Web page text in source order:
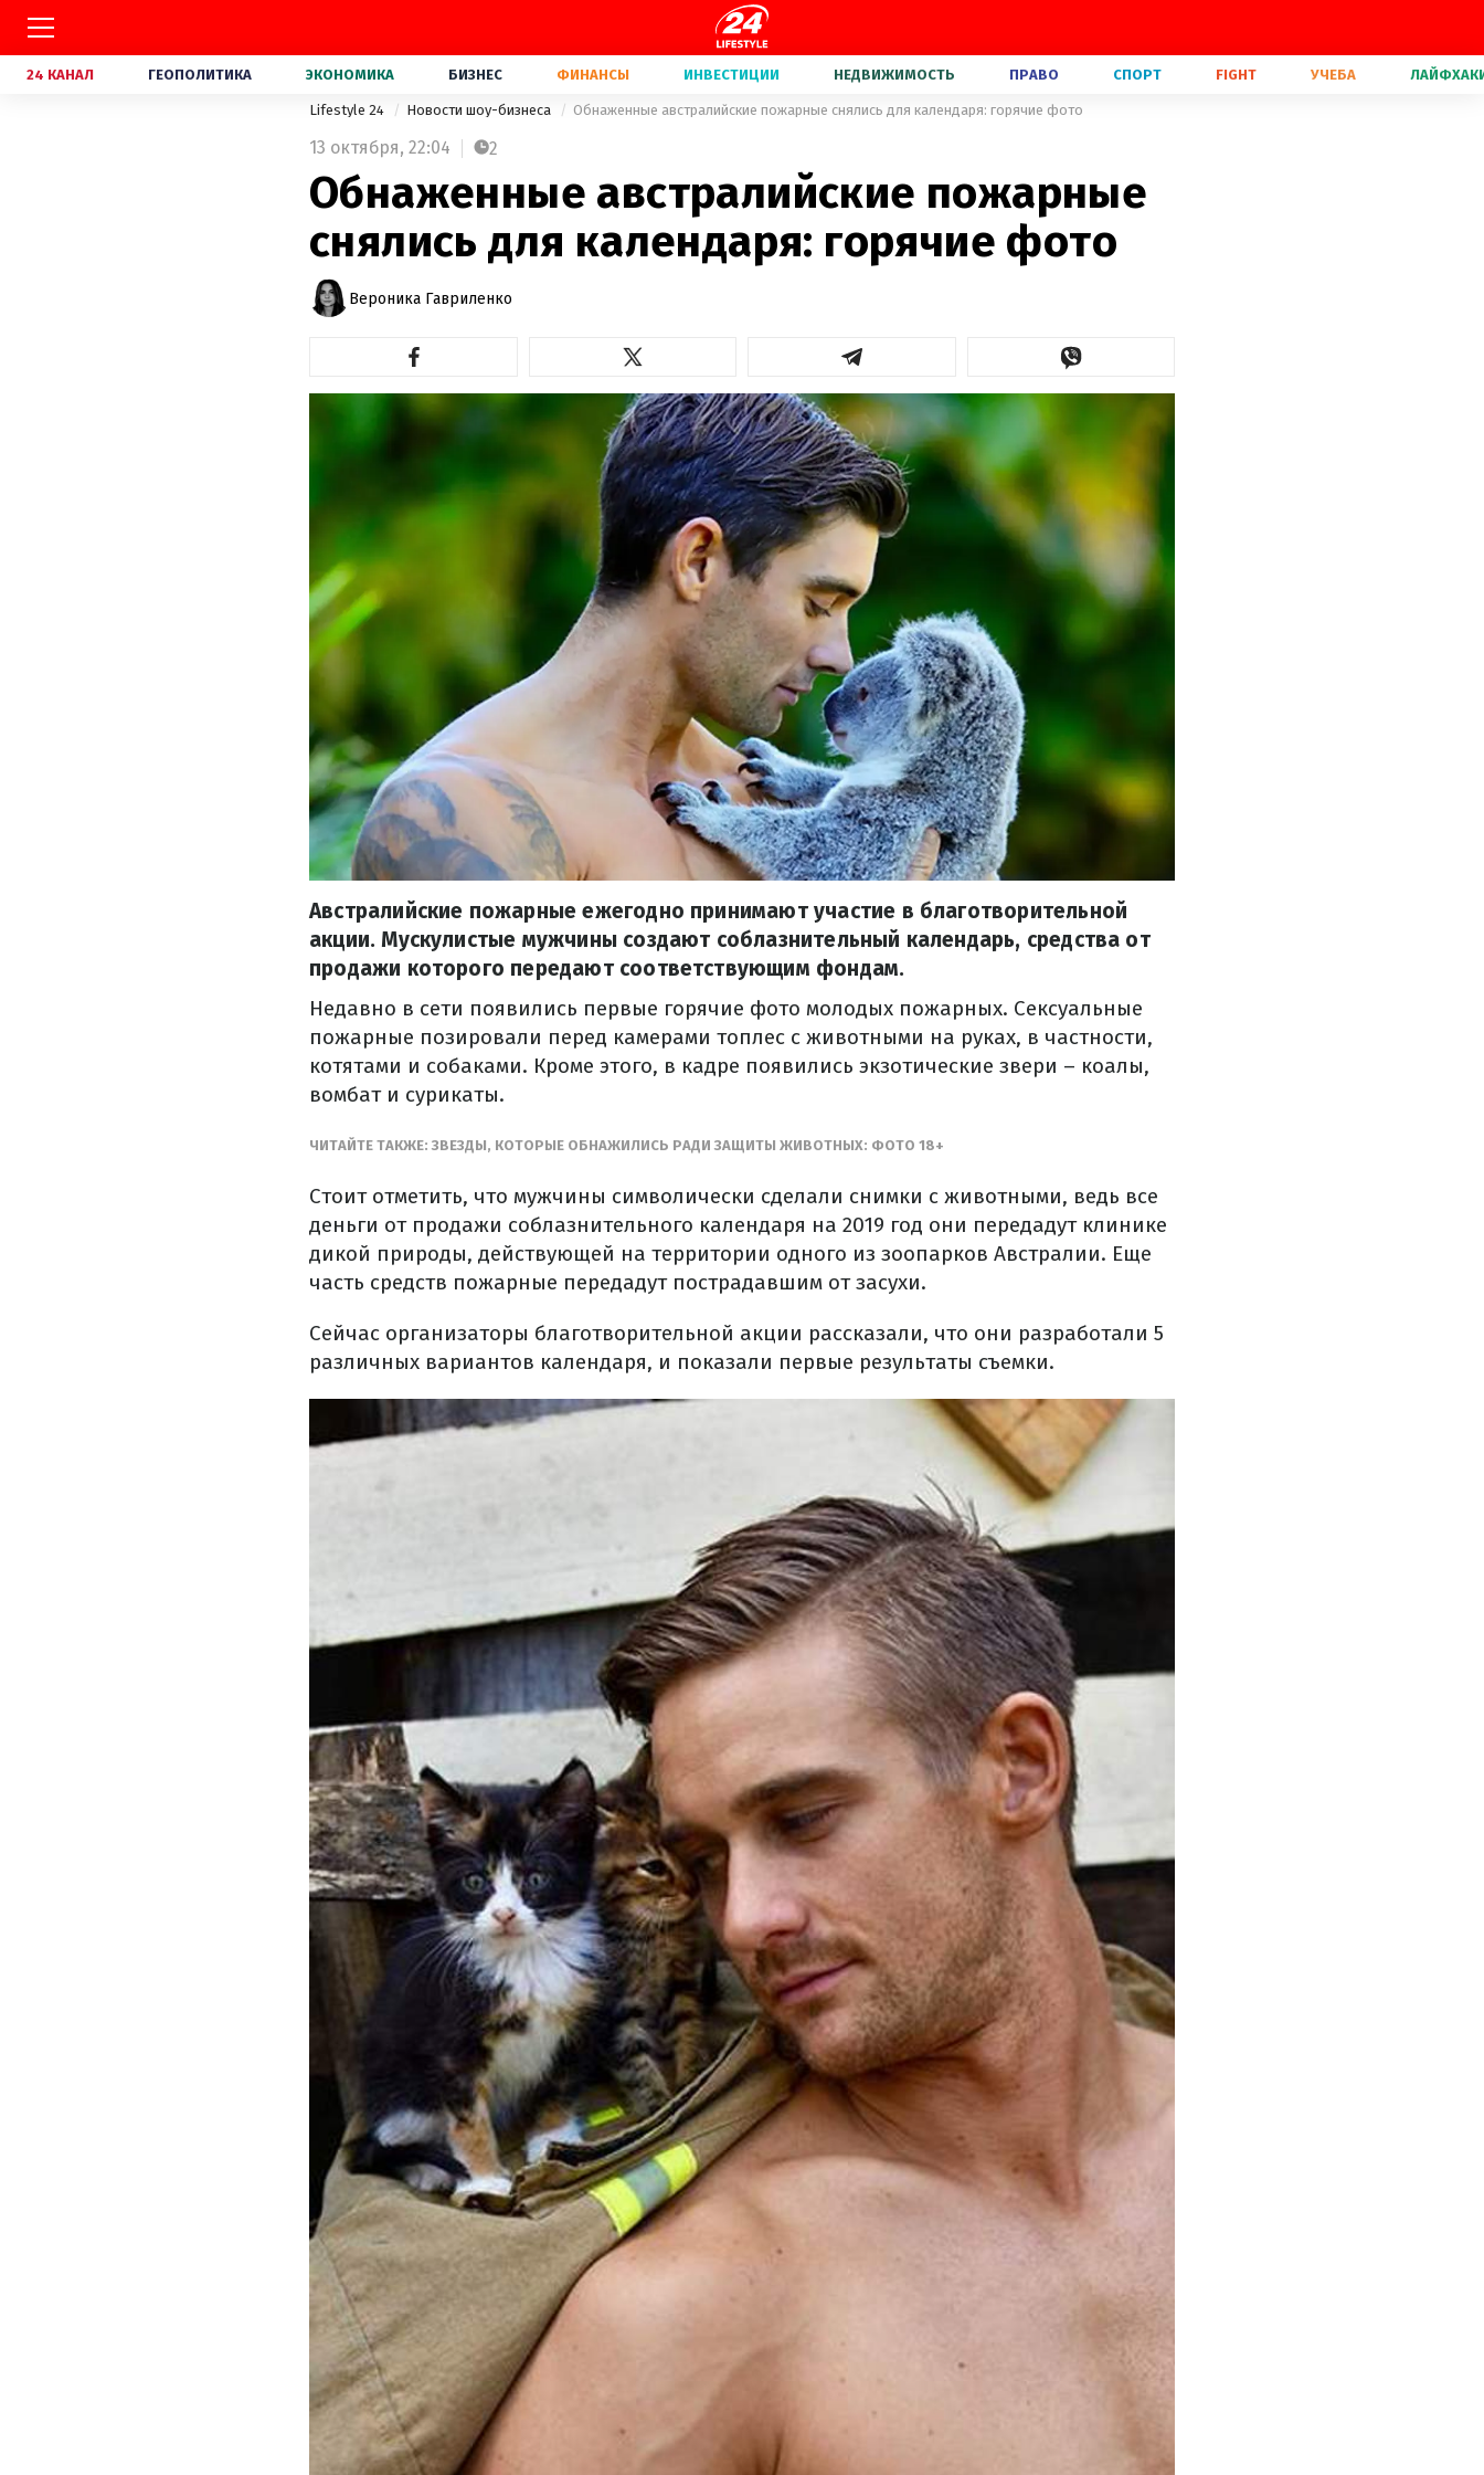
24 КАНАЛ ГЕОПОЛИТИКА ЭКОНОМИКА БИЗНЕС ФИНАНСЫ ИНВЕСТИЦИИ НЕДВИЖИМОСТЬ ПРАВО СПОРТ FIGHT УЧЕБА
Lifestyle 24 Новости шоу-бизнеса Обнаженные австралийские пожарные снялись для календаря: горячие фото
13 октября, 22:04 2
Обнаженные австралийские пожарные
снялись для календаря: горячие фото
Вероника Гавриленко
Австралийские пожарные ежегодно принимают участие в благотворительной
акции. Мускулистые мужчины создают соблазнительный календарь, средства от
продажи которого передают соответствующим фондам.
Недавно в сети появились первые горячие фото молодых пожарных. Сексуальные
пожарные позировали перед камерами топлес с животными на руках, в частности,
котятами и собаками. Кроме этого, в кадре появились экзотические звери – коалы,
вомбат и сурикаты.
ЧИТАЙТЕ ТАКЖЕ: ЗВЕЗДЫ, КОТОРЫЕ ОБНАЖИЛИСЬ РАДИ ЗАЩИТЫ ЖИВОТНЫХ: ФОТО 18+
Стоит отметить, что мужчины символически сделали снимки с животными, ведь все
деньги от продажи соблазнительного календаря на 2019 год они передадут клинике
дикой природы, действующей на территории одного из зоопарков Австралии. Еще
часть средств пожарные передадут пострадавшим от засухи.
Сейчас организаторы благотворительной акции рассказали, что они разработали 5
различных вариантов календаря, и показали первые результаты съемки.